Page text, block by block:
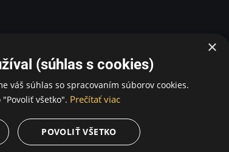
×
(súhlas s cookies)
váš súhlas so spracovaním súborov cookies.
všetko". Prečítať viac
POVOLIŤ VŠETKO